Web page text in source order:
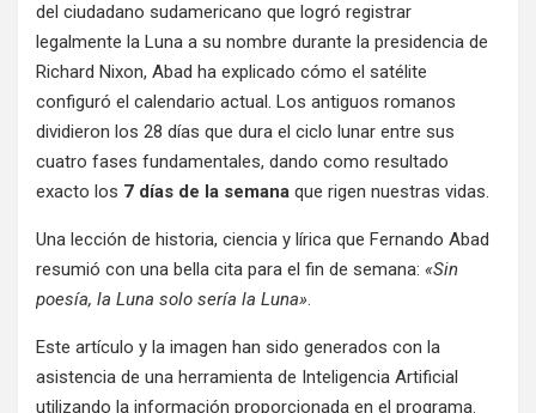
del ciudadano sudamericano que logró registrar
legalmente la Luna a su nombre durante la presidencia de
Richard Nixon, Abad ha explicado cómo el satélite
configuró el calendario actual. Los antiguos romanos
dividieron los 28 días que dura el ciclo lunar entre sus
cuatro fases fundamentales, dando como resultado
exacto los 7 días de la semana que rigen nuestras vidas.
Una lección de historia, ciencia y lírica que Fernando Abad
resumió con una bella cita para el fin de semana: «Sin
poesía, la Luna solo sería la Luna».
Este artículo y la imagen han sido generados con la
asistencia de una herramienta de Inteligencia Artificial
utilizando la información proporcionada en el programa.